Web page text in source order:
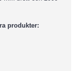
produkter: